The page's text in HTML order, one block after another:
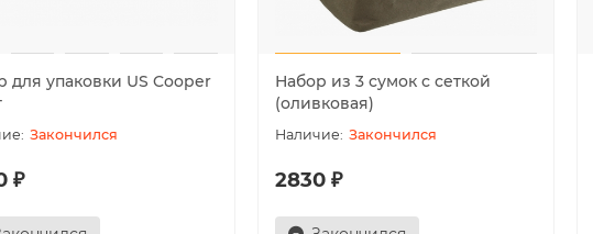
для упаковки US Cooper
Закончился
₽
Набор из 3 сумок с сеткой
(оливковая)
Закончился
2830 ₽